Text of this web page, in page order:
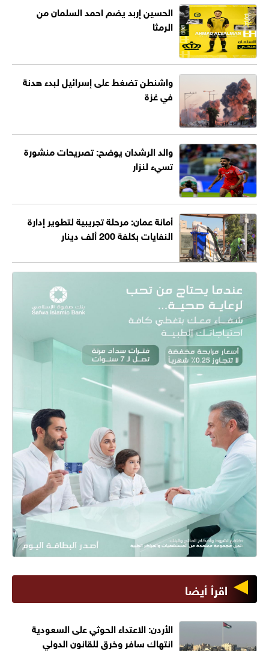
الحسين إربد يضم احمد السلمان من
الرمثا
واشنطن تضغط على إسرائيل لبدء هدنة
في غزة
والد الرشدان يوضح: تصريحات منشورة
تسيء لنزار
أمانة عمان: مرحلة تجريبية لتطوير إدارة
النفايات بكلفة 200 ألف دينار
اقرأ أيضا
الأردن: الاعتداء الحوثي على السعودية
انتهاك سافر وخرق للقانون الدولي